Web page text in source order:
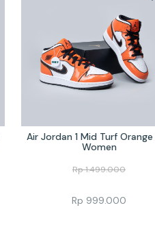
Air Jordan 1 Mid Turf Orange
Women
Rp1.499.000
Rp 999.000